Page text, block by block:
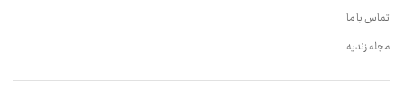
تماس با ما
مجله زندیه